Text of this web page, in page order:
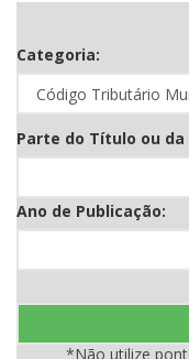
Categoria:
Parte do Título ou da
Ano de Publicação:
*Não utilize